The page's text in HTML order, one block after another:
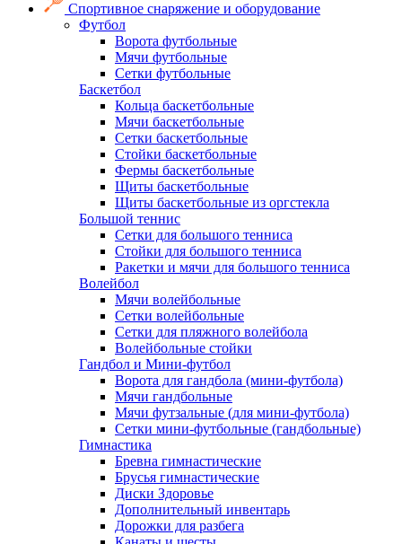
Спортивное снаряжение и оборудование
Футбол
Ворота футбольные
Мячи футбольные
Сетки футбольные
Баскетбол
Кольца баскетбольные
Мячи баскетбольные
Сетки баскетбольные
Стойки баскетбольные
Фермы баскетбольные
Щиты баскетбольные
Щиты баскетбольные из оргстекла
Большой теннис
Сетки для большого тенниса
Стойки для большого тенниса
Ракетки и мячи для большого тенниса
Волейбол
Мячи волейбольные
Сетки волейбольные
Сетки для пляжного волейбола
Волейбольные стойки
Гандбол и Мини-футбол
Ворота для гандбола (мини-футбола)
Мячи гандбольные
Мячи футзальные (для мини-футбола)
Сетки мини-футбольные (гандбольные)
Гимнастика
Бревна гимнастические
Брусья гимнастические
Диски Здоровье
Дополнительный инвентарь
Дорожки для разбега